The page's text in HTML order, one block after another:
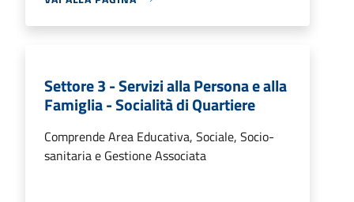
Settore 3 - Servizi alla Persona e alla
Famiglia - Socialità di Quartiere
Comprende Area Educativa, Sociale, Socio-
sanitaria e Gestione Associata